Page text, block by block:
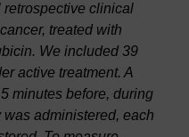
retrospective clinical
treated with
We included 39
active treatment. A
minutes before, during
administered, each